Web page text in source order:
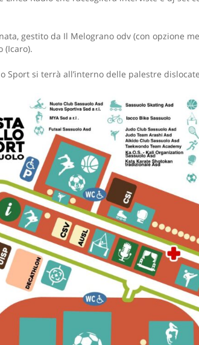
gestito da Il Melograno odv (con opzione
(Icaro).
Sport si terrà all’interno delle palestre